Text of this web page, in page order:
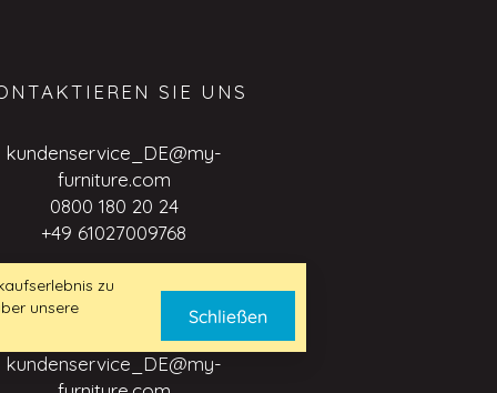
SIE UNS
kundenservice_DE@my-
furniture.com
0800 180 20 24
+49 61027009768
TO BUSINESS
kundenservice_DE@my-
zu
unsere
Schließen